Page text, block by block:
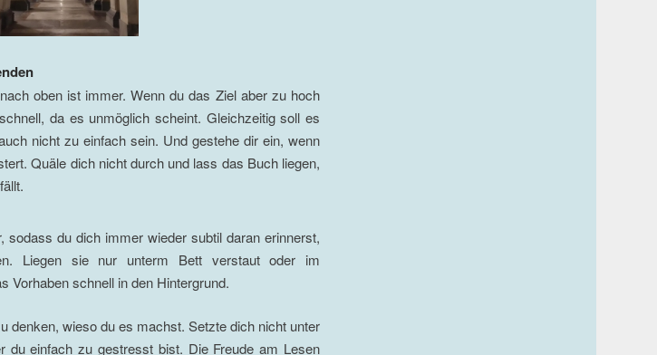
oben ist immer. Wenn du das Ziel aber zu hoch
da es unmöglich scheint. Gleichzeitig soll es
nicht zu einfach sein. Und gestehe dir ein, wenn
Quäle dich nicht durch und lass das Buch liegen,
sodass du dich immer wieder subtil daran erinnerst,
Liegen sie nur unterm Bett verstaut oder im
Vorhaben schnell in den Hintergrund.
denken, wieso du es machst. Setzte dich nicht unter
du einfach zu gestresst bist. Die Freude am Lesen